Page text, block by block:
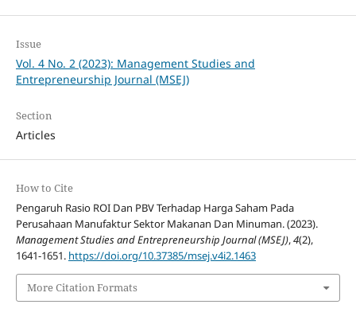
Issue
Vol. 4 No. 2 (2023): Management Studies and
Entrepreneurship Journal (MSEJ)
Section
Articles
How to Cite
Pengaruh Rasio ROI Dan PBV Terhadap Harga Saham Pada
Perusahaan Manufaktur Sektor Makanan Dan Minuman. (2023).
Management Studies and Entrepreneurship Journal (MSEJ),4(2),
1641-1651. https://doi.org/10.37385/msej.v4i2.1463
More Citation Formats